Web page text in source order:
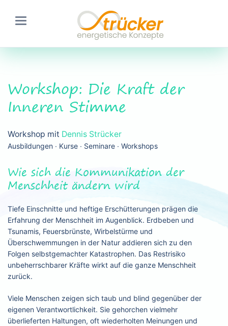
Workshop: Die Kraft der
Inneren Stimme
Workshop mit Dennis Strücker
Ausbildungen ∙ Kurse ∙ Seminare ∙ Workshops
Wie sich die Kommunikation der
Menschheit ändern wird
Tiefe Einschnitte und heftige Erschütterungen prägen die
Erfahrung der Menschheit im Augenblick. Erdbeben und
Tsunamis, Feuersbrünste, Wirbelstürme und
Überschwemmungen in der Natur addieren sich zu den
Folgen selbstgemachter Katastrophen. Das Restrisiko
unbeherrschbarer Kräfte wirkt auf die ganze Menschheit
zurück.
Viele Menschen zeigen sich taub und blind gegenüber der
eigenen Verantwortlichkeit. Sie gehorchen vielmehr
überlieferten Haltungen, oft wiederholten Meinungen und